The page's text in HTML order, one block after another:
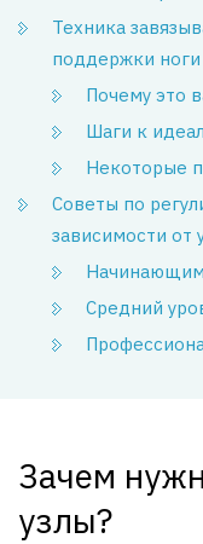
Техника
поддержки ноги
Почему это
Шаги к
Некоторые
Советы по
зависимости от
Средний
Зачем
узлы?